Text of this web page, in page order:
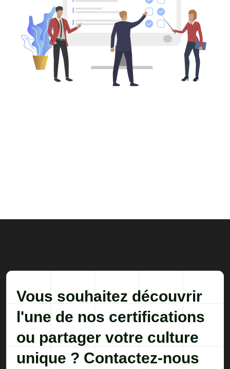
Vous souhaitez découvrir
l'une de nos certifications
ou partager votre culture
unique ? Contactez-nous